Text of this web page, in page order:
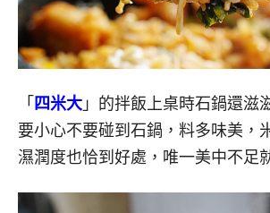
「 四米大 」的拌飯上桌時石鍋還滋
要小心不要碰到石鍋，料多味美，
濕潤度也恰到好處，唯一美中不足